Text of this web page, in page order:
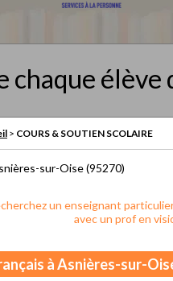
chaque
> COURS & SOUTIEN SCOLAIRE
sur-Oise (95270)
un enseignant
avec un prof en
à Asnières-sur-